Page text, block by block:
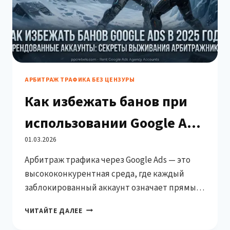
АРБИТРАЖ ТРАФИКА БЕЗ ЦЕНЗУРЫ
Как избежать банов при
использовании Google Ads
Rented Accounts
01.03.2026
Арбитраж трафика через Google Ads — это
высококонкурентная среда, где каждый
заблокированный аккаунт означает прямые
(арендованных) аккаунтов Google Ads стало
ЧИТАЙТЕ ДАЛЕЕКАК